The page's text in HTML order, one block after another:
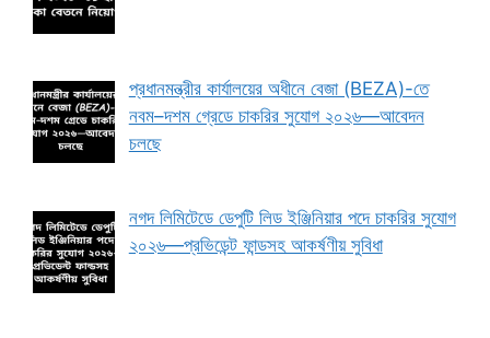
প্রধানমন্ত্রীর কার্যালয়ের অধীনে বেজা (BEZA)-তে
নবম–দশম গ্রেডে চাকরির সুযোগ ২০২৬—আবেদন
চলছে
নগদ লিমিটেডে ডেপুটি লিড ইঞ্জিনিয়ার পদে চাকরির সুযোগ
২০২৬—প্রভিডেন্ট ফান্ডসহ আকর্ষণীয় সুবিধা